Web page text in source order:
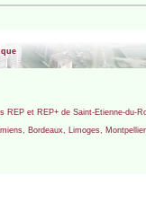
REP et REP+ de Saint-Etienne-du-
Bordeaux, Limoges,